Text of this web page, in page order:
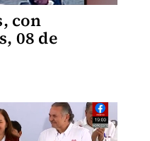
con
08 de